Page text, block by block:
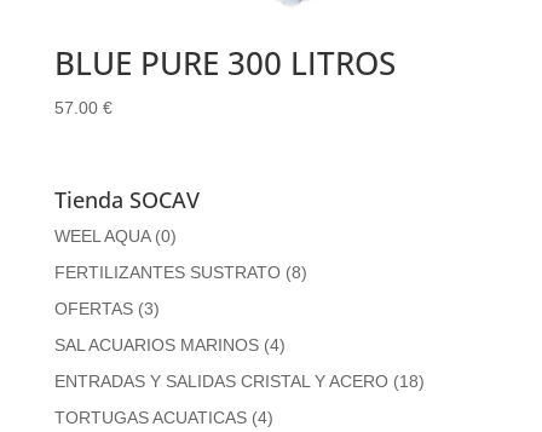
BLUE PURE 300 LITROS
57.00 €
Tienda SOCAV
WEEL AQUA (0)
FERTILIZANTES SUSTRATO (8)
OFERTAS (3)
SAL ACUARIOS MARINOS (4)
ENTRADAS Y SALIDAS CRISTAL Y ACERO (18)
TORTUGAS ACUATICAS (4)